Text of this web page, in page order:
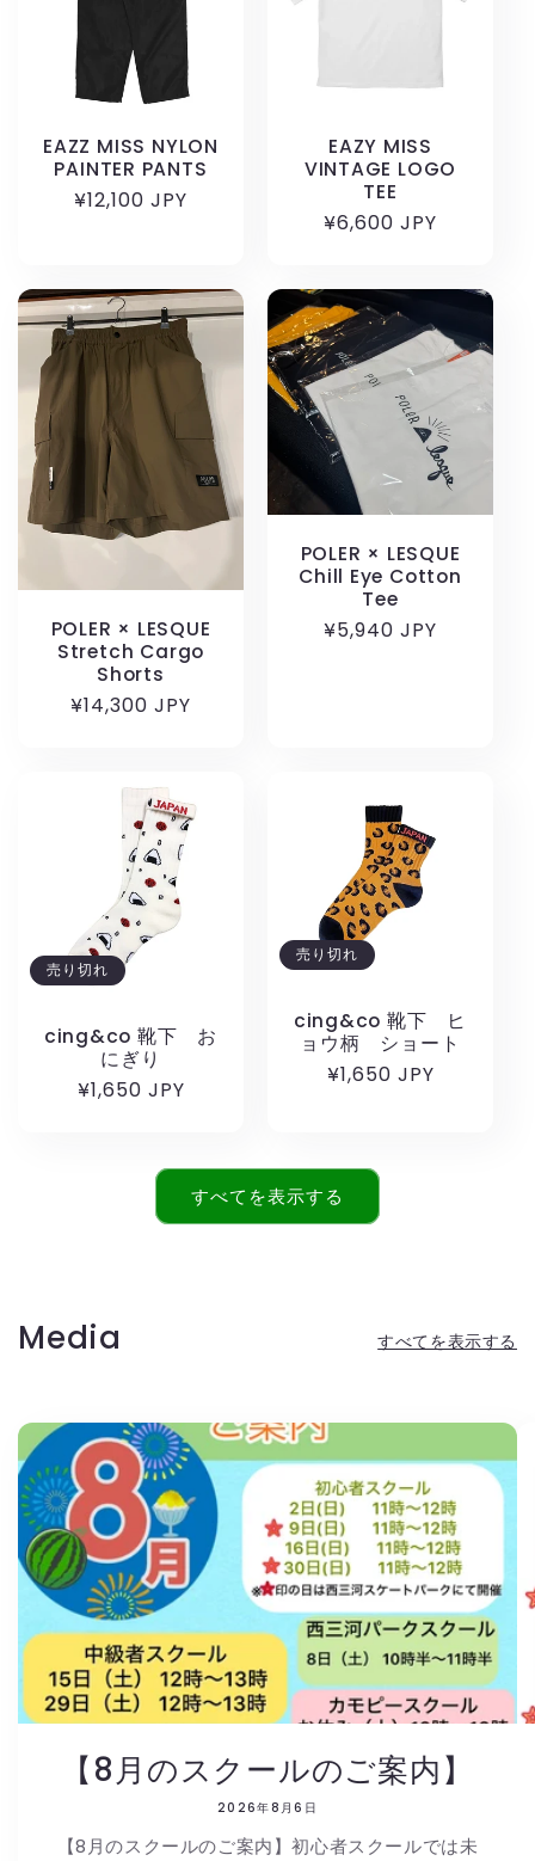
EAZZ MISS NYLON
PAINTER PANTS
通
格
¥12,100 JPY
EAZY MISS
VINTAGE LOGO
TEE
通
格
¥6,600 JPY
POLER × LESQUE
Stretch Cargo
Shorts
通
¥14,300 JPY
POLER × LESQUE
Chill Eye Cotton
Tee
通
¥5,940 JPY
売り切れ
cing&co 靴下 お
にぎり
通
¥1,650 JPY
売り切れ
cing&co 靴下 ヒ
ョウ柄 ショート
通
¥1,650 JPY
すべてを表示する
Media すべてを表示する
【8月のスクールのご案内】
2026年8月6日
【8月のスクールのご案内】初心者スクールでは未